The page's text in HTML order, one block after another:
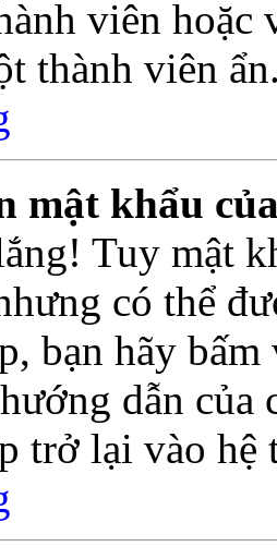
viên
thành viên
mật khẩu
Tuy mật
có thể
bạn hãy
dẫn của
trở lại vào hệ